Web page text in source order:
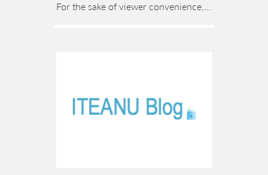
For the sake of viewer convenience,...